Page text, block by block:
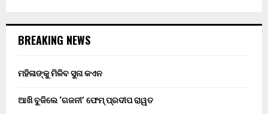
BREAKING NEWS
ମହିଳାଙ୍କୁ ମିଳିବ ସୁନା କଏନ
ଆଖି ବୁଜିଲେ ‘ଗଜନୀ’ ଫେମ୍ ପ୍ରଦୀପ ରାୱତ